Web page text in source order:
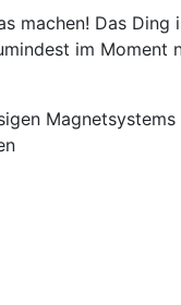
machen! Das Ding
im Moment